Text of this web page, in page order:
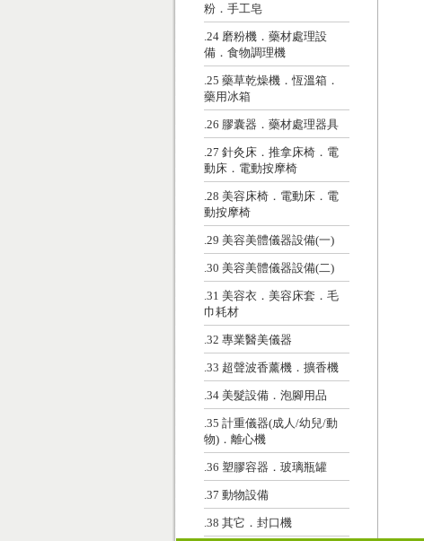
粉．手工皂
.24 磨粉機．藥材處理設
備．食物調理機
.25 藥草乾燥機．恆溫箱．
藥用冰箱
.26 膠囊器．藥材處理器具
.27 針灸床．推拿床椅．電
動床．電動按摩椅
.28 美容床椅．電動床．電
動按摩椅
.29 美容美體儀器設備(一)
.30 美容美體儀器設備(二)
.31 美容衣．美容床套．毛
巾耗材
.32 專業醫美儀器
.33 超聲波香薰機．擴香機
.34 美髮設備．泡腳用品
.35 計重儀器(成人/幼兒/動
物)．離心機
.36 塑膠容器．玻璃瓶罐
.37 動物設備
.38 其它．封口機